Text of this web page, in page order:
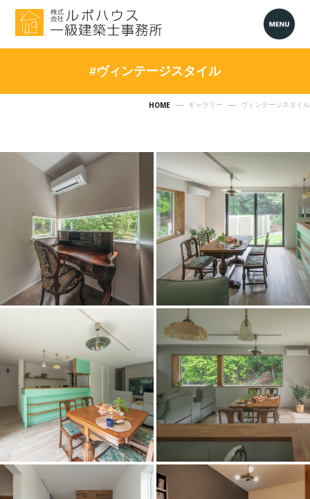
HOME ギャラリー ヴィンテージスタイル
#ヴィンテージスタイル